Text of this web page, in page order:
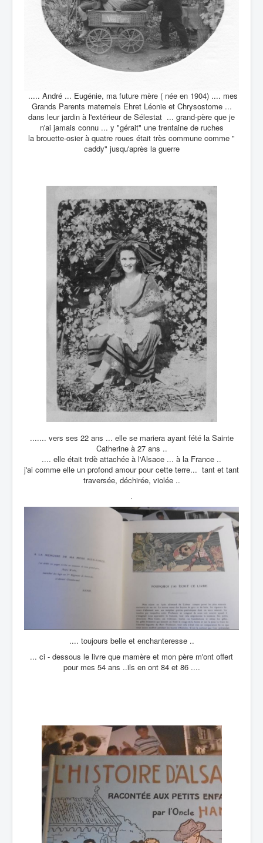
..... André ... Eugénie, ma future mère ( née en 1904) .... mes
Grands Parents maternels Ehret Léonie et Chrysostome ...
dans leur jardin à l'extérieur de Sélestat ... grand-père que je
n'ai jamais connu ... y "gérait" une trentaine de ruches
la brouette-osier à quatre roues était très commune comme "
caddy" jusqu'après la guerre
....... vers ses 22 ans ... elle se mariera ayant fété la Sainte
Catherine à 27 ans ..
.... elle était trdè attachée à l'Alsace ... à la France ..
j'ai comme elle un profond amour pour cette terre... tant et tant
traversée, déchirée, violée ..
.
.... toujours belle et enchanteresse ..
... ci - dessous le livre que mamère et mon père m'ont offert
pour mes 54 ans ..ils en ont 84 et 86 ....